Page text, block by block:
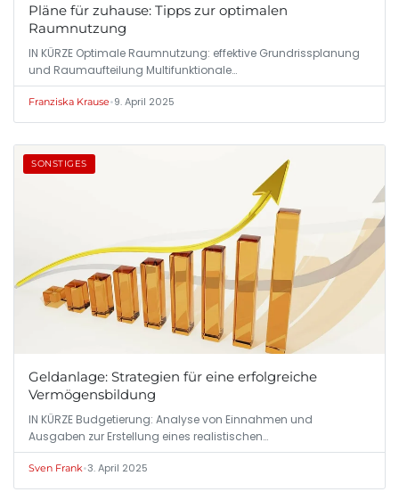
Pläne für zuhause: Tipps zur optimalen
Raumnutzung
IN KÜRZE Optimale Raumnutzung: effektive Grundrissplanung
und Raumaufteilung Multifunktionale…
Franziska Krause•9. April 2025
SONSTIGES
Geldanlage: Strategien für eine erfolgreiche
Vermögensbildung
IN KÜRZE Budgetierung: Analyse von Einnahmen und
Ausgaben zur Erstellung eines realistischen…
Sven Frank•3. April 2025